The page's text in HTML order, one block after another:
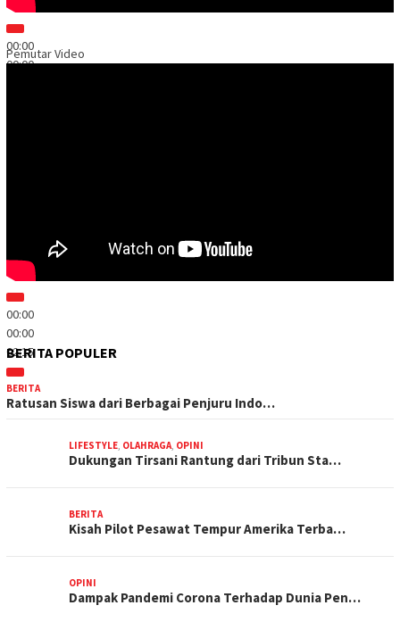
00:00
00:00
Pemutar Video
00:00
00:00
02:15
BERITA POPULER
BERITA
Ratusan Siswa dari Berbagai Penjuru Indo…
LIFESTYLE, OLAHRAGA, OPINI
Dukungan Tirsani Rantung dari Tribun Sta…
BERITA
Kisah Pilot Pesawat Tempur Amerika Terba…
OPINI
Dampak Pandemi Corona Terhadap Dunia Pen…